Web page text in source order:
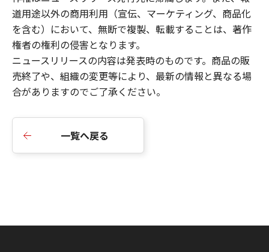
道用途以外の商用利用（宣伝、マーケティング、商品化
を含む）において、無断で複製、転載することは、著作
権者の権利の侵害となります。
ニュースリリースの内容は発表時のものです。商品の販
売終了や、組織の変更等により、最新の情報と異なる場
合がありますのでご了承ください。
一覧へ戻る